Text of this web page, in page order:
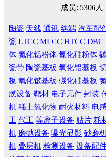
成员: 5306人
陶瓷 天线 通讯 终端 汽车配
瓷 LTCC MLCC HTCC DBC
体 氮化铝粉体 氮化硅粉体
瓷带 陶瓷基板 氧化铝基板
板 氧化铍基板 碳化硅基板
膜设备 靶材 电子元件 封装
机 稀土氧化物 耐火材料 电
工 代工 等离子设备 贴片 耗
机 磨抛设备 曝光显影 砂磨
机 叠层机 检测设备 设备配